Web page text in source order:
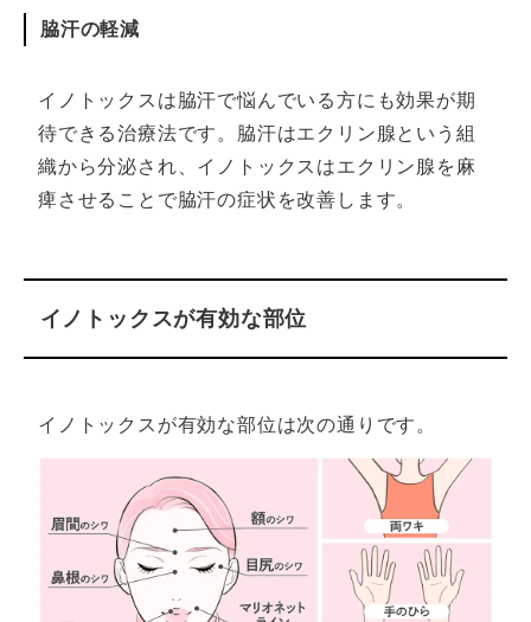
脇汗の軽減
イノトックスは脇汗で悩んでいる方にも効果が期
待できる治療法です。脇汗はエクリン腺という組
織から分泌され、イノトックスはエクリン腺を麻
痺させることで脇汗の症状を改善します。
イノトックスが有効な部位
イノトックスが有効な部位は次の通りです。